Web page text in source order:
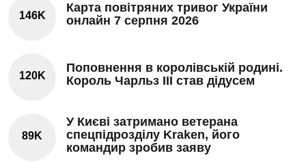
146K
Карта повітряних тривог України
онлайн 7 серпня 2026
120K
Поповнення в королівській родині.
Король Чарльз III став дідусем
89K
У Києві затримано ветерана
спецпідрозділу Kraken, його
командир зробив заяву